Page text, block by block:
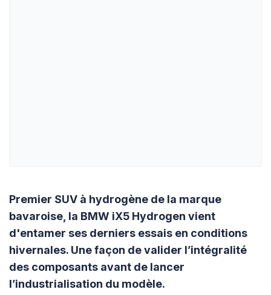
Premier SUV à hydrogène de la marque
bavaroise, la BMW iX5 Hydrogen vient
d'entamer ses derniers essais en conditions
hivernales. Une façon de valider l’intégralité
des composants avant de lancer
l’industrialisation du modèle.